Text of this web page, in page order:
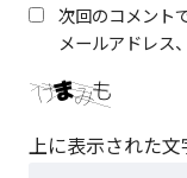
次回のコメント
メールアドレス
上に表示された